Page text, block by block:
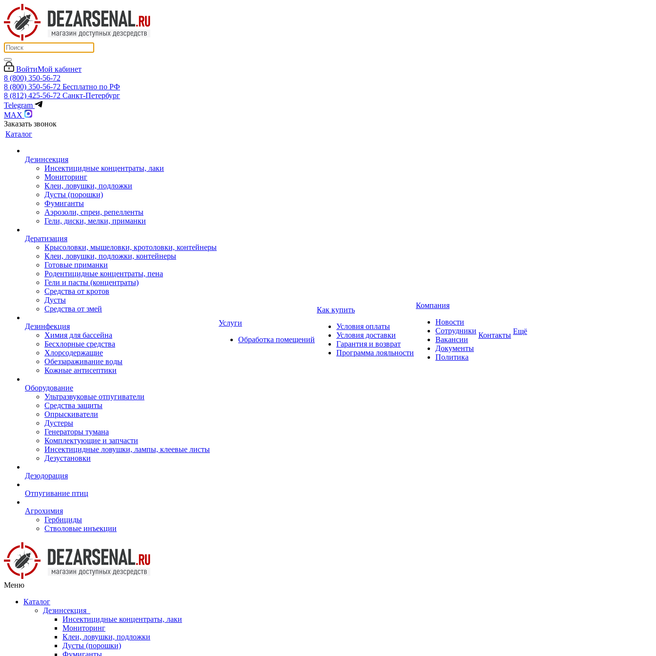
ВойтиМой кабинет
8 (800) 350-56-72
8 (800) 350-56-72 Бесплатно по РФ
8 (812) 425-56-72 Санкт-Петербург
Telegram
MAX
Заказать звонок
Каталог
Дезинсекция
Инсектицидные концентраты, лаки
Мониторинг
Клеи, ловушки, подложки
Дусты (порошки)
Фумиганты
Аэрозоли, спреи, репелленты
Гели, диски, мелки, приманки
Дератизация
Крысоловки, мышеловки, кротоловки, контейнеры
Клеи, ловушки, подложки, контейнеры
Готовые приманки
Родентицидные концентраты, пена
Гели и пасты (концентраты)
Средства от кротов
Дусты
Средства от змей
Дезинфекция
Химия для бассейна
Бесхлорные средства
Хлорсодержащие
Обеззараживание воды
Кожные антисептики
Оборудование
Ультразвуковые отпугиватели
Средства защиты
Опрыскиватели
Дустеры
Генераторы тумана
Комплектующие и запчасти
Инсектицидные ловушки, лампы, клеевые листы
Дезустановки
Дезодорация
Отпугивание птиц
Агрохимия
Гербициды
Стволовые инъекции
Услуги
Обработка помещений
Как купить
Условия оплаты
Условия доставки
Гарантия и возврат
Программа лояльности
Компания
Новости
Сотрудники
Вакансии
Документы
Политика
Контакты Ещё
Меню
Каталог
Дезинсекция
Инсектицидные концентраты, лаки
Мониторинг
Клеи, ловушки, подложки
Дусты (порошки)
Фумиганты